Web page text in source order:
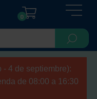
0
- 4 de septiembre):
de 08:00 a 16:30